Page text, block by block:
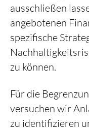
ausschließen
angebotenen
spezifische
zu können.
Für die
versuchen wir
zu identifizieren